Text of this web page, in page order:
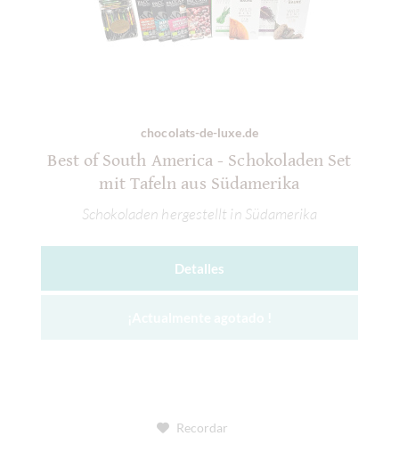
chocolats-de-luxe.de
Best of South America - Schokoladen Set
mit Tafeln aus Südamerika
Schokoladen hergestellt in Südamerika
Detalles
Recordar